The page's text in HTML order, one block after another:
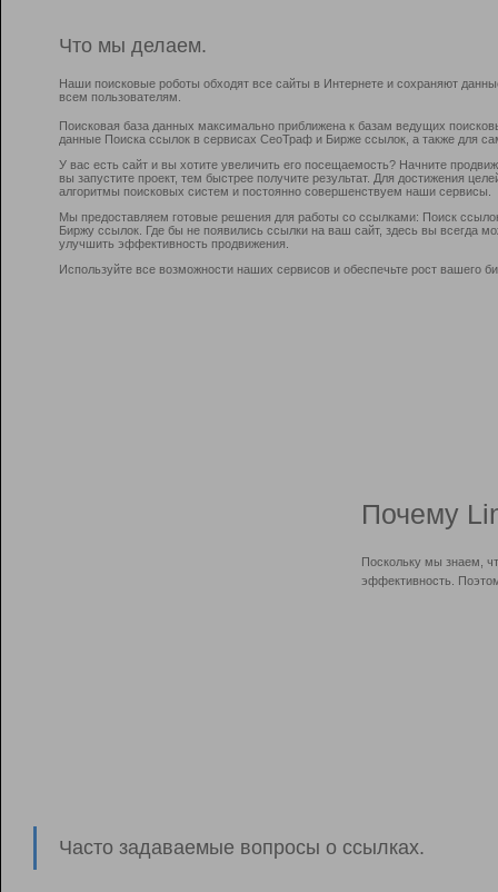
Что мы делаем.
Наши поисковые роботы обходят все сайты в Интернете и сохраняют
всем пользователям.
Поисковая база данных максимально приближена к базам ведущих
данные Поиска ссылок в сервисах СеоТраф и Бирже ссылок, а также для
У вас есть сайт и вы хотите увеличить его посещаемость? Начните
вы запустите проект, тем быстрее получите результат. Для достижения
алгоритмы поисковых систем и постоянно совершенствуем наши сервисы.
Мы предоставляем готовые решения для работы со ссылками: Поиск
Биржу ссылок. Где бы не появились ссылки на ваш сайт, здесь вы всегда
улучшить эффективность продвижения.
Используйте все возможности наших сервисов и обеспечьте рост вашего
Почему
Поскольку мы знаем,
эффективность.
Часто задаваемые вопросы о ссылках.